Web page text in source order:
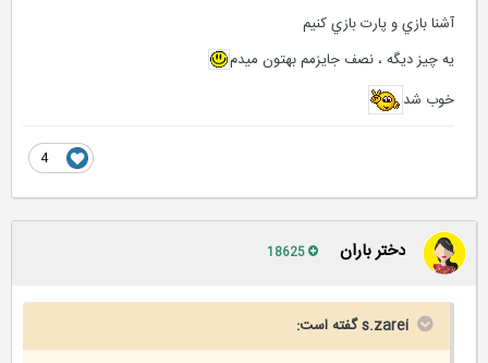
آشنا بازي و پارت بازي كنيم
يه چيز ديگه ، نصف جايزمم بهتون ميدم
خوب شد
دختر باران
s.zarei گفته است: